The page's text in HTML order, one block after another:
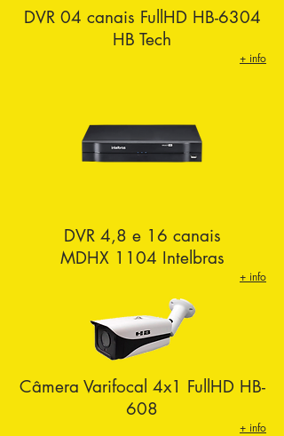
DVR 04 canais FullHD HB-6304
HB Tech
+ info
DVR 4,8 e 16 canais
MDHX 1104 Intelbras
+ info
Câmera Varifocal 4x1 FullHD HB-
608
+ info